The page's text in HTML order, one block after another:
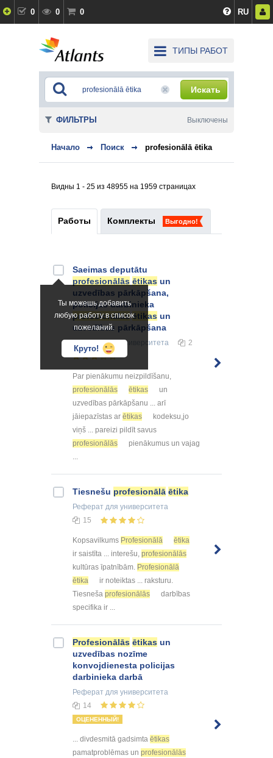
0 0 0 RU
ТИПЫ РАБОТ
Искать
Начало Поиск profesionālā ētika
Видны 1 - 25 из 48955 на 1959 страницах
Работы Комплекты Выгодно!
Ты можешь добавить
любую работу в список
пожеланий.
Круто!
Saeimas deputātu
profesionālās ētikas un
uzvedības pārkāpšana,
policijas darbinieka
profesionālās ētikas un
uzvedības pārkāpšana
Конспектдля университета 2
Par pienākumu neizpildīšanu,
profesionālās
ētikas
un
uzvedības pārkāpšanu ... arī
jāiepazīstas ar ētikas
kodeksu,jo
viņš ... pareizi pildīt savus
profesionālās
pienākumus un vajag
...
Tiesnešu profesionālā ētika
Реферат для университета
15
Kopsavilkums Profesionālā
ētika
ir saistīta ... interešu, profesionālās
kultūras īpatnībām. Profesionālā
ētika
ir noteiktas ... raksturu.
Tiesneša profesionālās
darbības
specifika ir ...
Profesionālās ētikas un
uzvedības nozīme
konvojdienesta policijas
darbinieka darbā
Реферат для университета
14
ОЦЕНЕННЫЙ!
... divdesmitā gadsimta ētikas
pamatproblēmas un profesionālās
ФИЛЬТРЫ Выключены